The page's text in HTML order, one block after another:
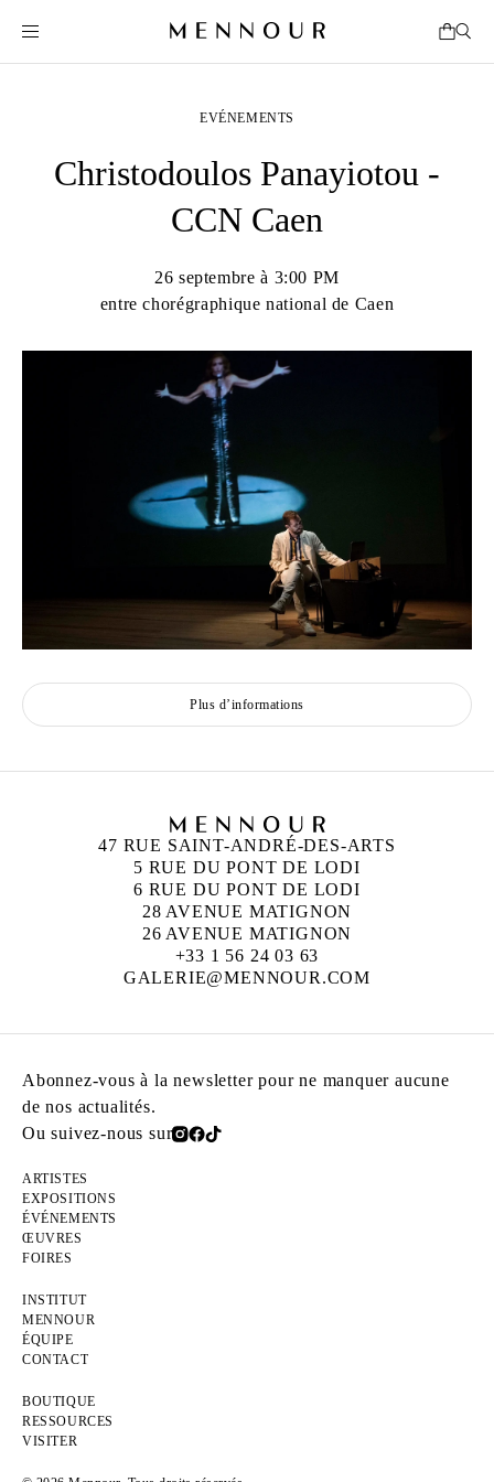
EVÉNEMENTS
Christodoulos Panayiotou -
CCN Caen
26 septembre à 3:00 PM
entre chorégraphique national de Caen
Plus d’informations
47 RUE SAINT-ANDRÉ-DES-ARTS
5 RUE DU PONT DE LODI
6 RUE DU PONT DE LODI
28 AVENUE MATIGNON
26 AVENUE MATIGNON
+33 1 56 24 03 63
GALERIE@MENNOUR.COM
Abonnez-vous à la newsletter pour ne manquer aucune
de nos actualités.
Ou suivez-nous sur
ARTISTES
EXPOSITIONS
ÉVÉNEMENTS
ŒUVRES
FOIRES
INSTITUT
MENNOUR
ÉQUIPE
CONTACT
BOUTIQUE
RESSOURCES
VISITER